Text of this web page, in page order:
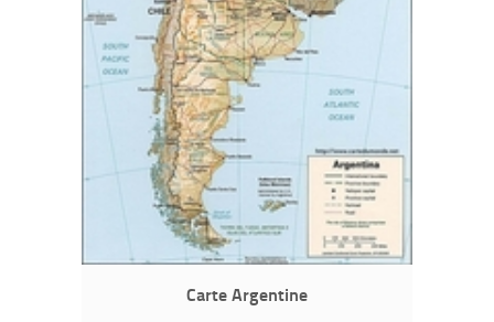
Carte Argentine